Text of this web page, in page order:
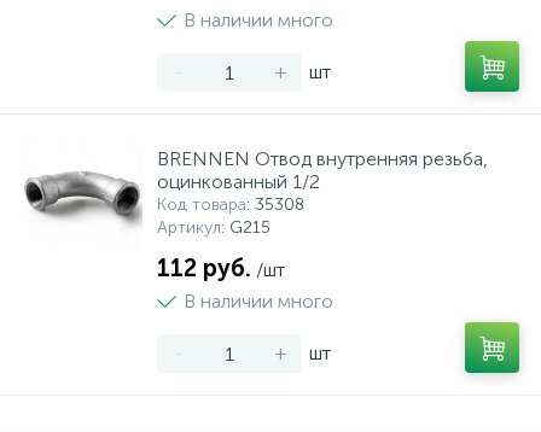
В наличии много
- + шт
BRENNEN Отвод внутренняя резьба,
оцинкованный 1/2
Код товара: 35308
Артикул: G215
112 руб. /шт
В наличии много
- + шт